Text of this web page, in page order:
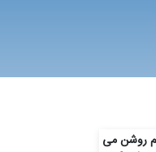
روشن می‌